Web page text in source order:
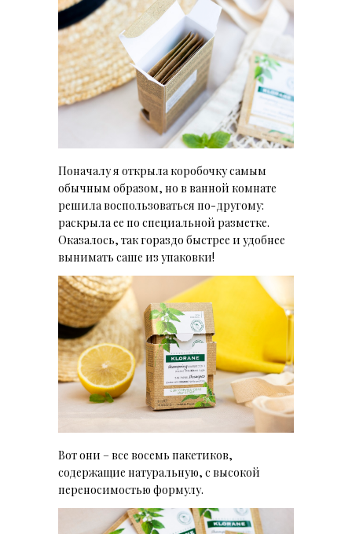
Поначалу я открыла коробочку самым
обычным образом, но в ванной комнате
решила воспользоваться по-другому:
раскрыла ее по специальной разметке.
Оказалось, так гораздо быстрее и удобнее
вынимать саше из упаковки!
Вот они – все восемь пакетиков,
содержащие натуральную, с высокой
переносимостью формулу.